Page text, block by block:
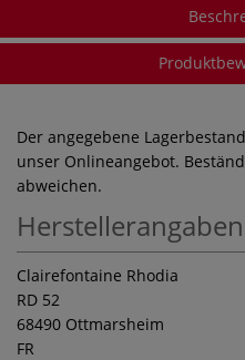
Der angegebene
unser Onlineangebot.
abweichen.
Herstellerangaben
Clairefontaine Rhodia
RD 52
68490 Ottmarsheim
FR